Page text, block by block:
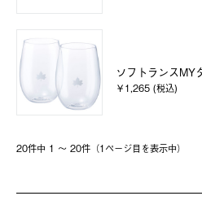
ソフトランスMY
￥1,265 (税込)
20件中 1 〜 20件（1ページ⽬を表⽰中）